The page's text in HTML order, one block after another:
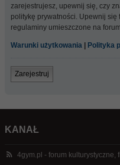
zarejestrujesz, upewnij się, czy
politykę prywatności. Upewnij się
regulaminy umieszczone na
Warunki użytkowania Polityka
Zarejestruj
KANAŁ
4gym.pl - forum kulturystyczne,